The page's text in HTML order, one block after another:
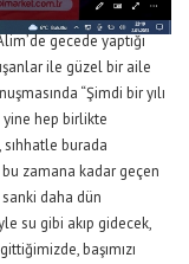
gecede yaptığı
ile güzel bir aile
“Şimdi bir yılı
yine hep birlikte
burada
zamana kadar geçen
sanki daha dün
su gibi akıp gidecek,
başımızı